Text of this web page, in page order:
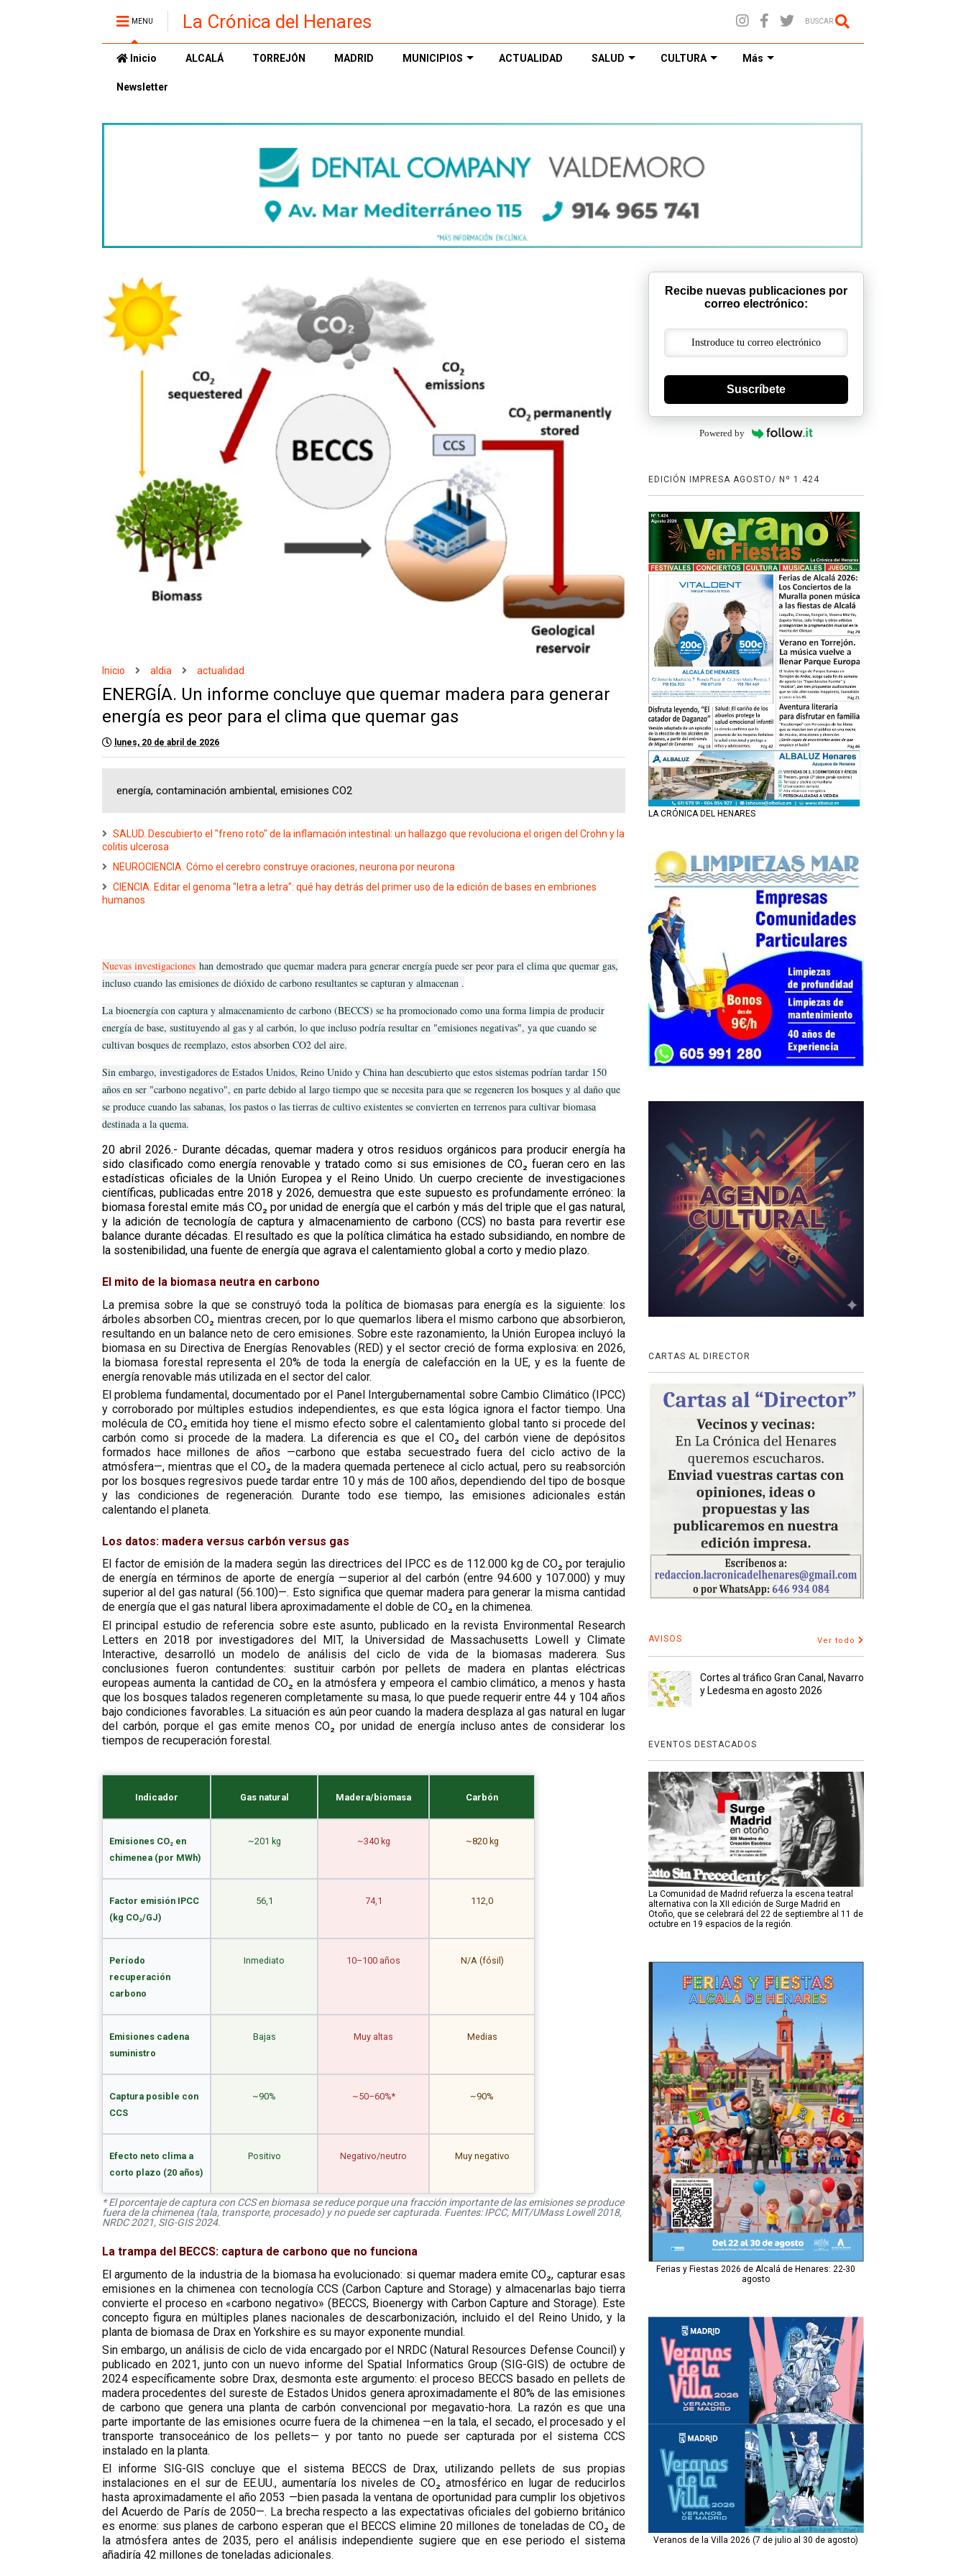
MENU La Crónica del Henares BUSCAR
Inicio ALCALÁ TORREJÓN MADRID MUNICIPIOS ACTUALIDAD SALUD CULTURA Más
Newsletter
Inicio aldia actualidad
ENERGÍA. Un informe concluye que quemar madera para generar
energía es peor para el clima que quemar gas
lunes, 20 de abril de 2026
energía, contaminación ambiental, emisiones CO2
SALUD. Descubierto el "freno roto" de la inflamación intestinal: un hallazgo que revoluciona el origen del Crohn y la
colitis ulcerosa
NEUROCIENCIA. Cómo el cerebro construye oraciones, neurona por neurona
CIENCIA. Editar el genoma "letra a letra": qué hay detrás del primer uso de la edición de bases en embriones
humanos
Nuevas investigaciones han demostrado que quemar madera para generar energía puede ser peor para el clima que quemar gas,
incluso cuando las emisiones de dióxido de carbono resultantes se capturan y almacenan .
La bioenergía con captura y almacenamiento de carbono (BECCS) se ha promocionado como una forma limpia de producir
energía de base, sustituyendo al gas y al carbón, lo que incluso podría resultar en "emisiones negativas", ya que cuando se
cultivan bosques de reemplazo, estos absorben CO2 del aire.
Sin embargo, investigadores de Estados Unidos, Reino Unido y China han descubierto que estos sistemas podrían tardar 150
años en ser "carbono negativo", en parte debido al largo tiempo que se necesita para que se regeneren los bosques y al daño que
se produce cuando las sabanas, los pastos o las tierras de cultivo existentes se convierten en terrenos para cultivar biomasa
destinada a la quema.
20 abril 2026.- Durante décadas, quemar madera y otros residuos orgánicos para producir energía ha
sido clasificado como energía renovable y tratado como si sus emisiones de CO₂ fueran cero en las
estadísticas oficiales de la Unión Europea y el Reino Unido. Un cuerpo creciente de investigaciones
científicas, publicadas entre 2018 y 2026, demuestra que este supuesto es profundamente erróneo: la
biomasa forestal emite más CO₂ por unidad de energía que el carbón y más del triple que el gas natural,
y la adición de tecnología de captura y almacenamiento de carbono (CCS) no basta para revertir ese
balance durante décadas. El resultado es que la política climática ha estado subsidiando, en nombre de
la sostenibilidad, una fuente de energía que agrava el calentamiento global a corto y medio plazo.
El mito de la biomasa neutra en carbono
La premisa sobre la que se construyó toda la política de biomasas para energía es la siguiente: los
árboles absorben CO₂ mientras crecen, por lo que quemarlos libera el mismo carbono que absorbieron,
resultando en un balance neto de cero emisiones. Sobre este razonamiento, la Unión Europea incluyó la
biomasa en su Directiva de Energías Renovables (RED) y el sector creció de forma explosiva: en 2026,
la biomasa forestal representa el 20% de toda la energía de calefacción en la UE, y es la fuente de
energía renovable más utilizada en el sector del calor.
El problema fundamental, documentado por el Panel Intergubernamental sobre Cambio Climático (IPCC)
y corroborado por múltiples estudios independientes, es que esta lógica ignora el factor tiempo. Una
molécula de CO₂ emitida hoy tiene el mismo efecto sobre el calentamiento global tanto si procede del
carbón como si procede de la madera. La diferencia es que el CO₂ del carbón viene de depósitos
formados hace millones de años —carbono que estaba secuestrado fuera del ciclo activo de la
atmósfera—, mientras que el CO₂ de la madera quemada pertenece al ciclo actual, pero su reabsorción
por los bosques regresivos puede tardar entre 10 y más de 100 años, dependiendo del tipo de bosque
y las condiciones de regeneración. Durante todo ese tiempo, las emisiones adicionales están
calentando el planeta.
Los datos: madera versus carbón versus gas
El factor de emisión de la madera según las directrices del IPCC es de 112.000 kg de CO₂ por terajulio
de energía en términos de aporte de energía —superior al del carbón (entre 94.600 y 107.000) y muy
superior al del gas natural (56.100)—. Esto significa que quemar madera para generar la misma cantidad
de energía que el gas natural libera aproximadamente el doble de CO₂ en la chimenea.
El principal estudio de referencia sobre este asunto, publicado en la revista Environmental Research
Letters en 2018 por investigadores del MIT, la Universidad de Massachusetts Lowell y Climate
Interactive, desarrolló un modelo de análisis del ciclo de vida de la biomasas maderera. Sus
conclusiones fueron contundentes: sustituir carbón por pellets de madera en plantas eléctricas
europeas aumenta la cantidad de CO₂ en la atmósfera y empeora el cambio climático, a menos y hasta
que los bosques talados regeneren completamente su masa, lo que puede requerir entre 44 y 104 años
bajo condiciones favorables. La situación es aún peor cuando la madera desplaza al gas natural en lugar
del carbón, porque el gas emite menos CO₂ por unidad de energía incluso antes de considerar los
tiempos de recuperación forestal.
Indicador Gas natural Madera/biomasa Carbón
Emisiones CO₂ en
chimenea (por MWh)
~201 kg ~340 kg ~820 kg
Factor emisión IPCC
(kg CO₂/GJ)
56,1 74,1 112,0
Período
recuperación
carbono
Inmediato 10–100 años N/A (fósil)
Emisiones cadena
suministro
Bajas Muy altas Medias
Captura posible con
CCS
~90% ~50–60%* ~90%
Efecto neto clima a
corto plazo (20 años)
Positivo Negativo/neutro Muy negativo
* El porcentaje de captura con CCS en biomasa se reduce porque una fracción importante de las emisiones se produce
fuera de la chimenea (tala, transporte, procesado) y no puede ser capturada. Fuentes: IPCC, MIT/UMass Lowell 2018,
NRDC 2021, SIG-GIS 2024.
La trampa del BECCS: captura de carbono que no funciona
El argumento de la industria de la biomasa ha evolucionado: si quemar madera emite CO₂, capturar esas
emisiones en la chimenea con tecnología CCS (Carbon Capture and Storage) y almacenarlas bajo tierra
convierte el proceso en «carbono negativo» (BECCS, Bioenergy with Carbon Capture and Storage). Este
concepto figura en múltiples planes nacionales de descarbonización, incluido el del Reino Unido, y la
planta de biomasa de Drax en Yorkshire es su mayor exponente mundial.
Sin embargo, un análisis de ciclo de vida encargado por el NRDC (Natural Resources Defense Council) y
publicado en 2021, junto con un nuevo informe del Spatial Informatics Group (SIG-GIS) de octubre de
2024 específicamente sobre Drax, desmonta este argumento: el proceso BECCS basado en pellets de
madera procedentes del sureste de Estados Unidos genera aproximadamente el 80% de las emisiones
de carbono que genera una planta de carbón convencional por megavatio-hora. La razón es que una
parte importante de las emisiones ocurre fuera de la chimenea —en la tala, el secado, el procesado y el
transporte transoceánico de los pellets— y por tanto no puede ser capturada por el sistema CCS
instalado en la planta.
El informe SIG-GIS concluye que el sistema BECCS de Drax, utilizando pellets de sus propias
instalaciones en el sur de EE.UU., aumentaría los niveles de CO₂ atmosférico en lugar de reducirlos
hasta aproximadamente el año 2053 —bien pasada la ventana de oportunidad para cumplir los objetivos
del Acuerdo de París de 2050—. La brecha respecto a las expectativas oficiales del gobierno británico
es enorme: sus planes de carbono esperan que el BECCS elimine 20 millones de toneladas de CO₂ de
la atmósfera antes de 2035, pero el análisis independiente sugiere que en ese periodo el sistema
añadiría 42 millones de toneladas adicionales.
Recibe nuevas publicaciones por
correo electrónico:
Suscríbete
Powered by
EDICIÓN IMPRESA AGOSTO/ Nº 1.424
LA CRÓNICA DEL HENARES
CARTAS AL DIRECTOR
AVISOS Ver todo
Cortes al tráfico Gran Canal, Navarro
y Ledesma en agosto 2026
EVENTOS DESTACADOS
La Comunidad de Madrid refuerza la escena teatral
alternativa con la XII edición de Surge Madrid en
Otoño, que se celebrará del 22 de septiembre al 11 de
octubre en 19 espacios de la región.
Ferias y Fiestas 2026 de Alcalá de Henares: 22-30
agosto
Veranos de la Villa 2026 (7 de julio al 30 de agosto)